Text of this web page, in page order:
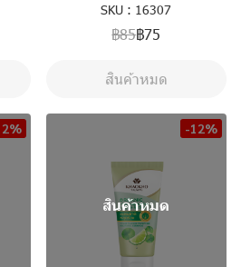
SKU : 16307
฿85฿75
สินค้าหมด
-12%
สินค้าหมด